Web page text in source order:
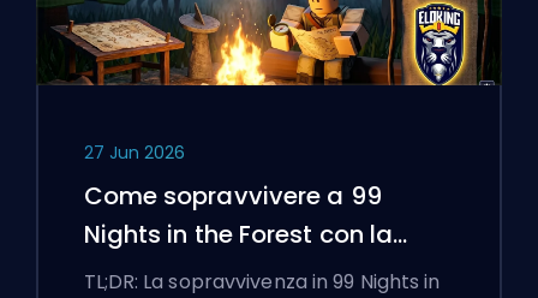
27 Jun 2026
Come sopravvivere a 99
Nights in the Forest con la
Bussola
TL;DR: La sopravvivenza in 99 Nights in